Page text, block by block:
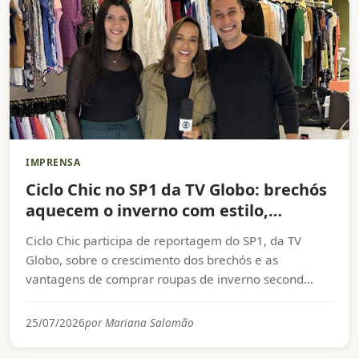
IMPRENSA
Ciclo Chic no SP1 da TV Globo: brechós
aquecem o inverno com estilo,
economia e propósito
Ciclo Chic participa de reportagem do SP1, da TV
Globo, sobre o crescimento dos brechós e as
vantagens de comprar roupas de inverno second
25/07/2026por Mariana Salomão